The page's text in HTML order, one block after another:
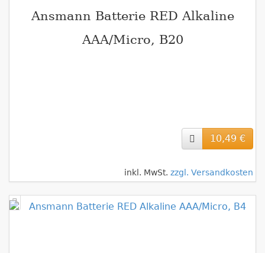
Ansmann Batterie RED Alkaline
AAA/Micro, B20
10,49 €
inkl. MwSt. zzgl. Versandkosten